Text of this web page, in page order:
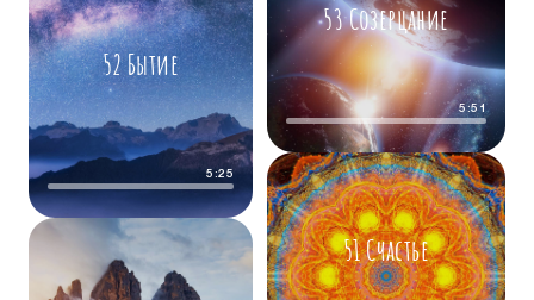
52 Бытие
5:25
53 Созерцание
5:51
51 Счастье